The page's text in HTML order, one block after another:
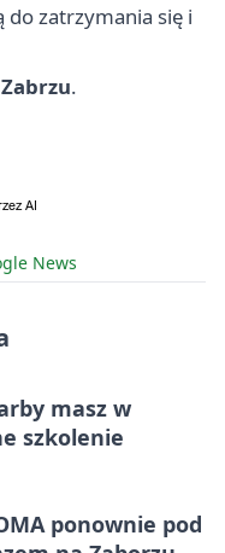
do zatrzymania się i
.
News
masz w
szkolenie
ponownie pod